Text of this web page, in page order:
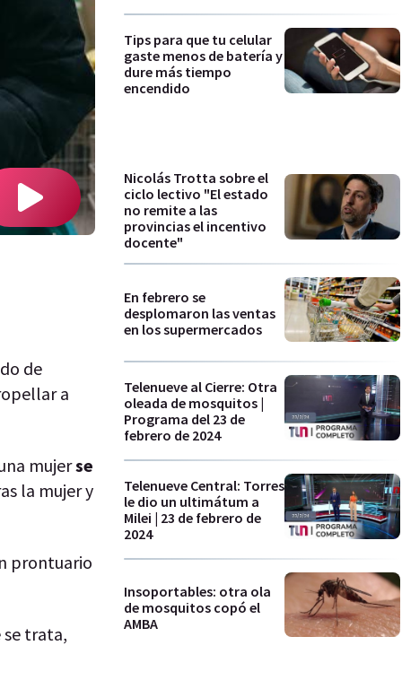
de
a
mujerse
la mujer y
prontuario
se trata,
Tips para que tu celular
gaste menos de batería y
dure más tiempo
encendido
Nicolás Trotta sobre el
ciclo lectivo "El estado
no remite a las
provincias el incentivo
docente"
En febrero se
desplomaron las ventas
en los supermercados
Telenueve al Cierre: Otra
oleada de mosquitos |
Programa del 23 de
febrero de 2024
Telenueve Central: Torres
le dio un ultimátum a
Milei | 23 de febrero de
2024
Insoportables: otra ola
de mosquitos copó el
AMBA